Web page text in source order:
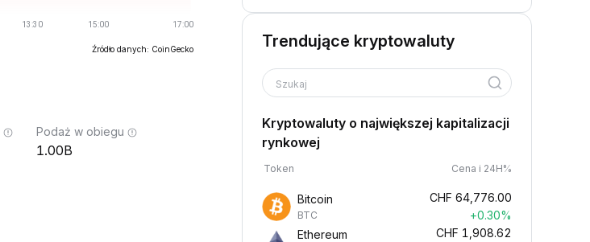
Źródło danych: CoinGecko
Podaż w obiegu
1.00B
Trendujące kryptowaluty
Szukaj
Kryptowaluty o największej kapitalizacji
rynkowej
Token Cena i 24H%
Bitcoin
BTC
CHF 64,776.00
+0.30%
Ethereum
CHF 1,908.62